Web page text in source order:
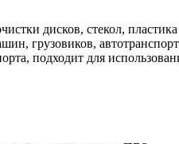
дисков, стекол,
грузовиков,
подходит для